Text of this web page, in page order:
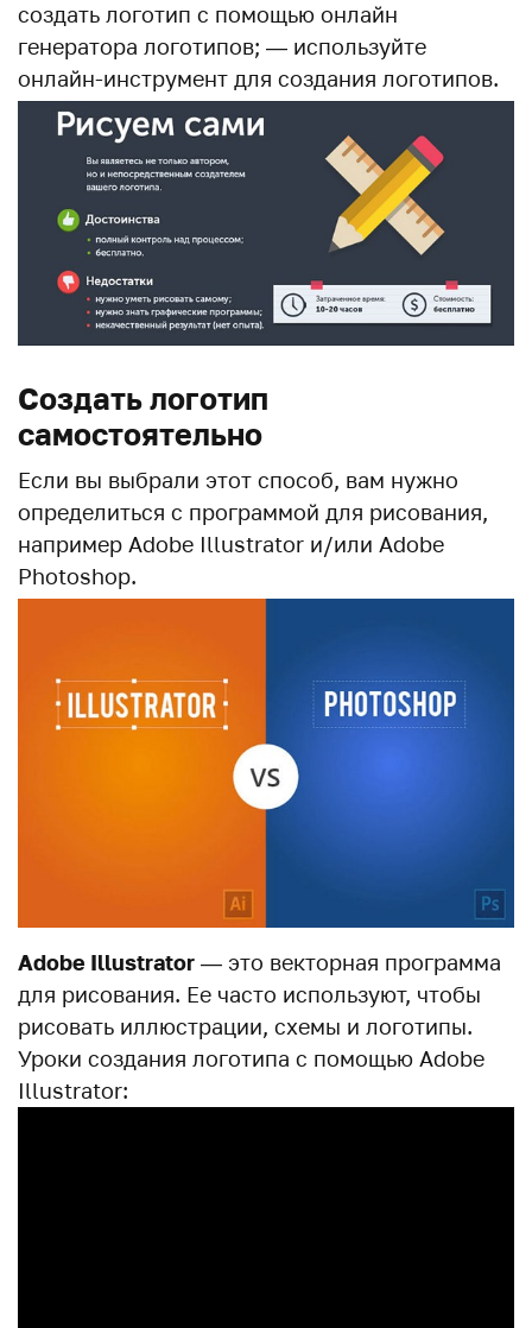
создать логотип с помощью онлайн
генератора логотипов; — используйте
онлайн-инструмент для создания логотипов.
Создать логотип
самостоятельно
Если вы выбрали этот способ, вам нужно
определиться с программой для рисования,
например Adobe Illustrator и/или Adobe
Photoshop.
Adobe Illustrator — это векторная программа
для рисования. Ее часто используют, чтобы
рисовать иллюстрации, схемы и логотипы.
Уроки создания логотипа с помощью Adobe
Illustrator: